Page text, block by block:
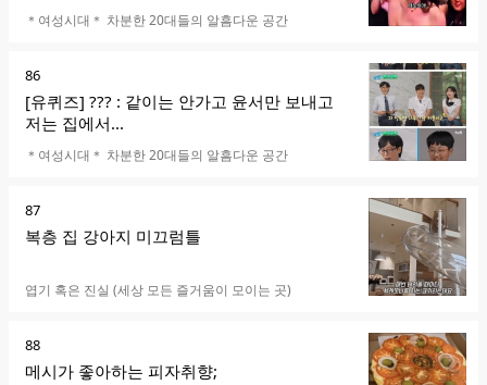
카페명
＊여성시대＊ 차분한 20대들의 알흠다운 공간
순
위
86
[유퀴즈] ??? : 같이는 안가고 윤서만 보내고
저는 집에서...
카페명
＊여성시대＊ 차분한 20대들의 알흠다운 공간
순
위
87
복층 집 강아지 미끄럼틀
카페명
엽기 혹은 진실 (세상 모든 즐거움이 모이는 곳)
순
위
88
메시가 좋아하는 피자취향;